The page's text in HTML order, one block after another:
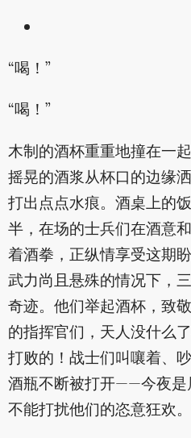
“喝！”
“喝！”
木制的酒杯重重地撞在一
摇晃的酒浆从杯口的边缘
打出点点水痕。酒桌上的
半，在场的士兵们在酒意
着酒拳，正纵情享受这期
武力尚且悬殊的情况下，
奇迹。他们举起酒杯，致
的指挥官们，天人没什么
打败的！战士们叫嚷着、
酒瓶不断被打开——今夜是
不能打扰他们的恣意狂欢。